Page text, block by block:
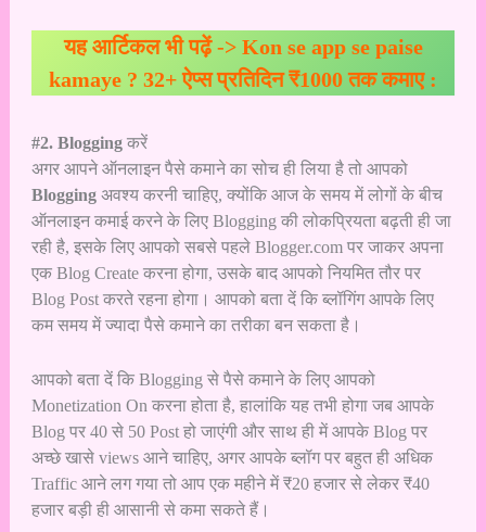
यह आर्टिकल भी पढ़ें -> Kon se app se paise
kamaye ? 32+ ऐप्स प्रतिदिन ₹1000 तक कमाए :
#2. Blogging करें
अगर आपने ऑनलाइन पैसे कमाने का सोच ही लिया है तो आपको
Bloggingअवश्य करनी चाहिए, क्योंकि आज के समय में लोगों के बीच
ऑनलाइन कमाई करने के लिए Blogging की लोकप्रियता बढ़ती ही जा
रही है, इसके लिए आपको सबसे पहले Blogger.com पर जाकर अपना
एक Blog Create करना होगा, उसके बाद आपको नियमित तौर पर
Blog Post करते रहना होगा। आपको बता दें कि ब्लॉगिंग आपके लिए
कम समय में ज्यादा पैसे कमाने का तरीका बन सकता है।
आपको बता दें कि Blogging से पैसे कमाने के लिए आपको
Monetization On करना होता है, हालांकि यह तभी होगा जब आपके
Blog पर 40 से 50 Post हो जाएंगी और साथ ही में आपके Blog पर
अच्छे खासे views आने चाहिए, अगर आपके ब्लॉग पर बहुत ही अधिक
Traffic आने लग गया तो आप एक महीने में ₹20 हजार से लेकर ₹40
हजार बड़ी ही आसानी से कमा सकते हैं।